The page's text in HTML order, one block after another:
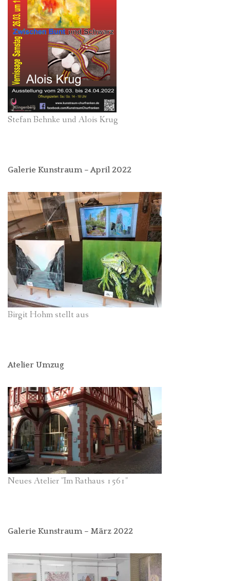
Stefan Behnke und Alois Krug
Galerie Kunstraum – April 2022
Birgit Hohm stellt aus
Atelier Umzug
Neues Atelier "Im Rathaus 1561"
Galerie Kunstraum – März 2022